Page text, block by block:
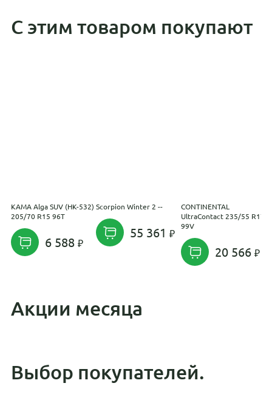
С этим товаром покупают
KAMA Alga SUV (НК-532)
205/70 R15 96T
6 588
Scorpion Winter 2 --
55 361
CONTINENTAL
UltraContact 235/55 R17
99V
20 566
Акции месяца
Выбор покупателей.